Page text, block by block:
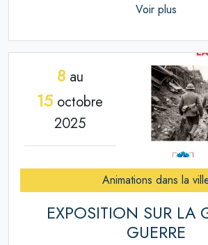
Voir plus
8au
15 octobre
2025
Animations dans la
EXPOSITION SUR LA
GUERRE